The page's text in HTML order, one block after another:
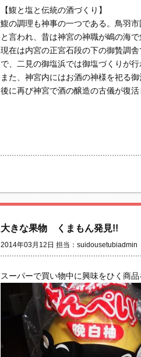
【鰒と塩と伝統の酒づくり】
鰒の調理も神事の一つである。鳥羽
と言われ、昔は神宮の神職が嶋の海
現在は内宮の正宮石段の下の御贄調
で、二見の御塩浜では御塩づくりが行
また、神宮内にはお酒の神様を祀る
後に再び神宮で酒の醸造の古儀が復
大きな果物 くまもん発見!!
2014年03月12日 担当：suidousetubiadmin
スーパーで買い物中に興味をひく商